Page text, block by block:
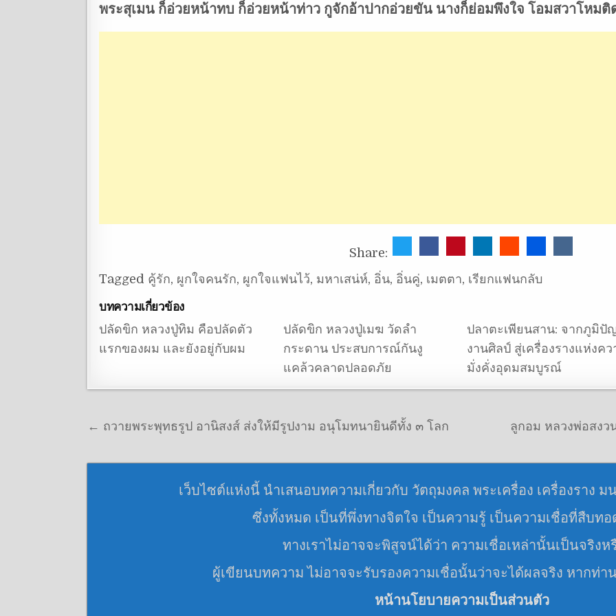
พระสุเมน ก็อ่วยหน้าทบ ก็อ่วยหน้าท่าว กูจักอ้าปากอ่วยขัน นางก็ย่อมพึงใจ โอมสวาโหมติ
Share:
Tagged คู้รัก, ผูกใจคนรัก, ผูกใจแฟนไว้, มหาเสน่ห์, อิ่น, อิ่นคู่, เมตตา, เรียกแฟนกลับ
บทความเกี่ยวข้อง
ปลัดขิก หลวงปู่ทิม คือปลัดตัว
แรกของผม และยังอยู่กับผม
ปลัดขิก หลวงปู่เมฆ วัดลํา
กระดาน ประสบการณ์กันงู
แคล้วคลาดปลอดภัย
ปลาตะเพียนสาน: จากภูมิปั
งานศิลป์ สู่เครื่องรางแห่งคว
มั่งคั่งอุดมสมบูรณ์
แนะแนวเรื่อง
← ถวายพระพุทธรูป อานิสงส์ ส่งให้มีรูปงาม อนุโมทนายินดีทั้ง ๓ โลก ลูกอม หลวงพ่อสง
เว็บไซต์แห่งนี้ นำเสนอบทความเกี่ยวกับ วัตถุมงคล พระเครื่อง เครื่องราง
ซึ่งทั้งหมด เป็นที่พึ่งทางจิตใจ เป็นความรู้ เป็นความเชื่อที่สืบท
ทางเราไม่อาจจะพิสูจน์ได้ว่า ความเชื่อเหล่านั้นเป็นจริงห
ผู้เขียนบทความ ไม่อาจจะรับรองความเชื่อนั้นว่าจะได้ผลจริง หากท่
หน้านโยบายความเป็นส่วนตัว